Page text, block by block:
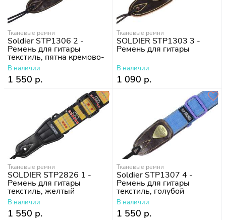
Тканевые ремни
Soldier STP1306 2 -
Ремень для гитары
текстиль, пятна кремово-
кофейные
В наличии
1 550 р.
Тканевые ремни
SOLDIER STP1303 3 -
Ремень для гитары
В наличии
1 090 р.
Тканевые ремни
SOLDIER STP2826 1 -
Ремень для гитары
текстиль, желтый
В наличии
1 550 р.
Тканевые ремни
Soldier STP1307 4 -
Ремень для гитары
текстиль, голубой
В наличии
1 550 р.